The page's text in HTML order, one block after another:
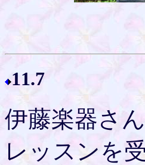
11.7
伊藤楽器さ
レッスンを